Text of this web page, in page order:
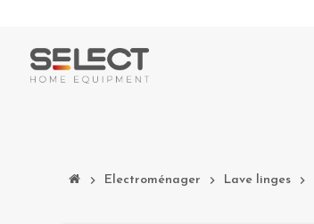
chevron_right Electroménager chevron_right Lave linges chevron_right